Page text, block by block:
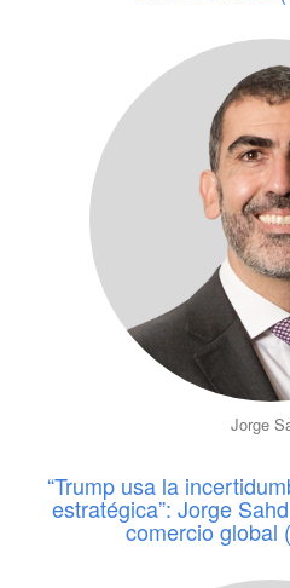
Jorge
“Trump usa la
estratégica”: Jorge
comercio global